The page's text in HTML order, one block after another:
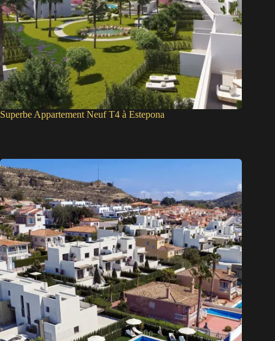
Superbe Appartement Neuf T4 à Estepona